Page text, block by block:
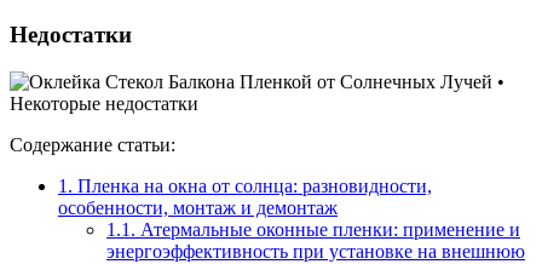
Недостатки
Содержание статьи:
1. Пленка на окна от солнца: разновидности,
особенности, монтаж и демонтаж
1.1. Атермальные оконные пленки: применение и
энергоэффективность при установке на внешнюю